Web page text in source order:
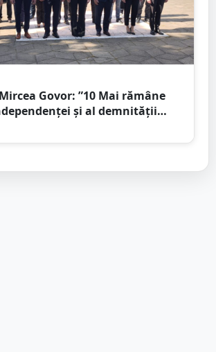
Govor: ”10 Mai rămâne
și al demnității